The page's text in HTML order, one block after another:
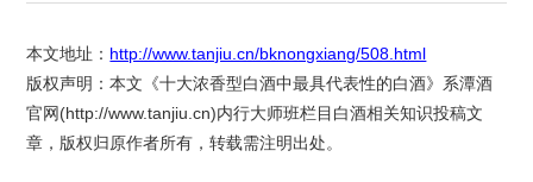
本文地址： http://www.tanjiu.cn/bknongxiang/508.html
版权声明：本文《十大浓香型白酒中最具代表性的白酒》系潭酒
官网(http://www.tanjiu.cn)内行大师班栏目白酒相关知识投稿文
章，版权归原作者所有，转载需注明出处。